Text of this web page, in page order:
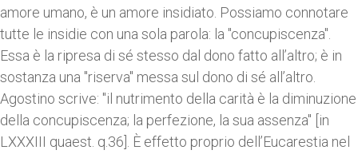
amore umano, è un amore insidiato. Possiamo connotare
tutte le insidie con una sola parola: la "concupiscenza".
Essa è la ripresa di sé stesso dal dono fatto all’altro; è in
sostanza una "riserva" messa sul dono di sé all’altro.
Agostino scrive: "il nutrimento della carità è la diminuzione
della concupiscenza; la perfezione, la sua assenza" [in
LXXXIII quaest. q.36]. È effetto proprio dell’Eucarestia nel